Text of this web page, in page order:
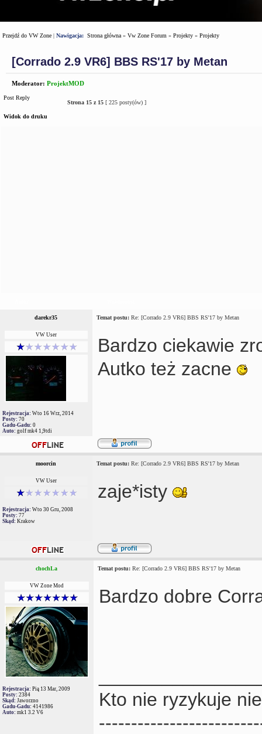
Przejdź do VW Zone | Nawigacja: Strona główna » Vw Zone Forum » Projekty » Projekty
[Corrado 2.9 VR6] BBS RS'17 by Metan
Moderator: ProjektMOD
Post Reply
Strona 15 z 15 [ 225 posty(ów) ]
Widok do druku
darekr35 Temat postu: Re: [Corrado 2.9 VR6] BBS RS'17 by Metan
VW User
Rejestracja: Wto 16 Wrz, 2014
Posty: 70
Gadu-Gadu: 0
Auto: golf mk4 1,9tdi
Bardzo ciekawie
Autko też zacne
moorcin Temat postu: Re: [Corrado 2.9 VR6] BBS RS'17 by Metan
VW User
Rejestracja: Wto 30 Gru, 2008
Posty: 77
Skąd: Krakow
zaje*isty
chochLa Temat postu: Re: [Corrado 2.9 VR6] BBS RS'17 by Metan
VW Zone Mod
Rejestracja: Pią 13 Mar, 2009
Posty: 2384
Skąd: Jaworzno
Gadu-Gadu: 4141986
Auto: mk1 3.2 V6
Bardzo dobre
Kto nie ryzykuje